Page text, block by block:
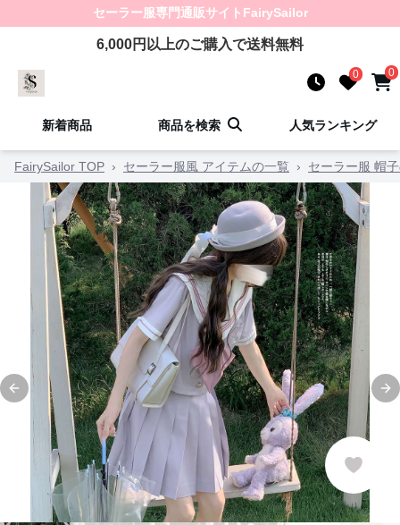
セーラー服専門通販サイト FairySailor
6,000円以上のご購入で送料無料
0 0
新着商品 商品を検索 人気ランキング
FairySailor TOP › セーラー服風 アイテムの一覧 › セーラー服 帽
Previous slide